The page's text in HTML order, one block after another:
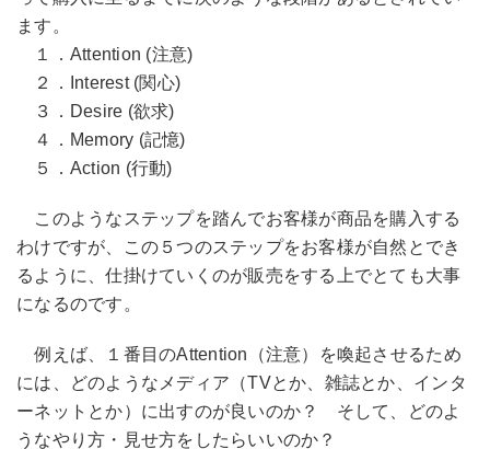
ます。
１．Attention (注意)
２．Interest (関心)
３．Desire (欲求)
４．Memory (記憶)
５．Action (行動)
このようなステップを踏んでお客様が商品を購入する
わけですが、この５つのステップをお客様が自然とでき
るように、仕掛けていくのが販売をする上でとても大事
になるのです。
例えば、１番目のAttention（注意）を喚起させるため
には、どのようなメディア（TVとか、雑誌とか、インタ
ーネットとか）に出すのが良いのか？ そして、どのよ
うなやり方・見せ方をしたらいいのか？